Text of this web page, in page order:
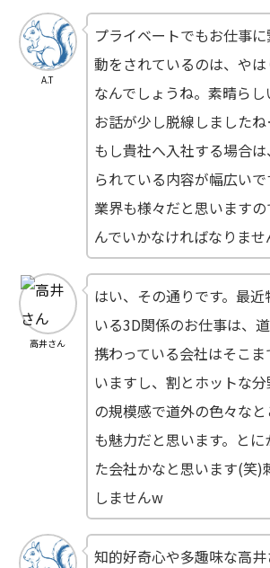
A.T
プライベートでもお仕事
動をされているのは、や
なんでしょうね。素晴らし
お話が少し脱線しました
もし貴社へ入社する場合
られている内容が幅広い
業界も様々だと思います
んでいかなければなりませ
高井さん
はい、その通りです。最
いる3D関係のお仕事は、
携わっている会社はそこ
いますし、割とホットな
の規模感で道外の色々な
も魅力だと思います。と
た会社かなと思います(笑)
しませんw
知的好奇心や多趣味な高